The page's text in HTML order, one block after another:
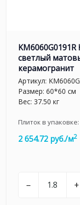
светлый
керамогранит
Артикул:
Размер: 60*60 см
Вес: 37.50 кг
Плиток в упаковке:
2 654.72 руб./м2
– +